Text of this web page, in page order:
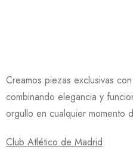
Creamos piezas exclusivas
combinando elegancia y
orgullo en cualquier momento
Club Atlético de Madrid